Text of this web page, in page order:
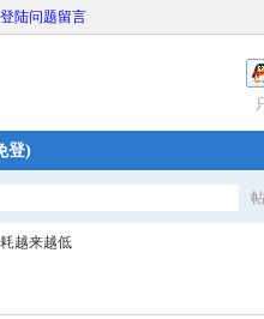
登陆问题留言
登)
越来越低